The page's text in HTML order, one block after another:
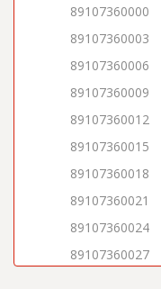
89107360000
89107360003
89107360006
89107360009
89107360012
89107360015
89107360018
89107360021
89107360024
89107360027